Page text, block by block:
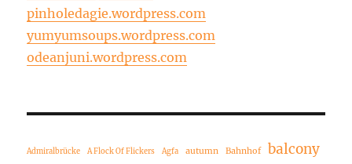
pinholedagie.wordpress.com
yumyumsoups.wordpress.com
odeanjuni.wordpress.com
Admiralbrücke A Flock Of Flickers Agfa autumn Bahnhof
balcony